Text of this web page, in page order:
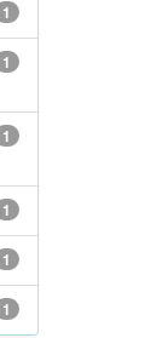
1
1
1
1
1
1